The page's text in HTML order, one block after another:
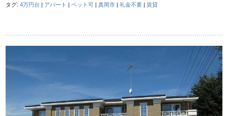
タグ:4万円台 | アパート |ペット可 |真岡市 |礼金不要 |賃貸